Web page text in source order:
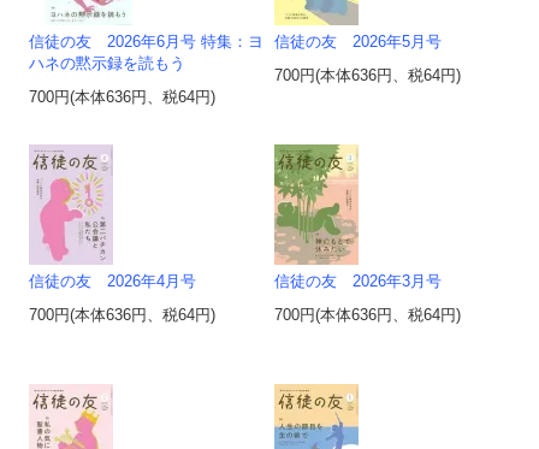
信徒の友 2026年6月号 特集：ヨ
ハネの黙示録を読もう
700円(本体636円、税64円)
信徒の友 2026年5月号
700円(本体636円、税64円)
信徒の友 2026年4月号
700円(本体636円、税64円)
信徒の友 2026年3月号
700円(本体636円、税64円)